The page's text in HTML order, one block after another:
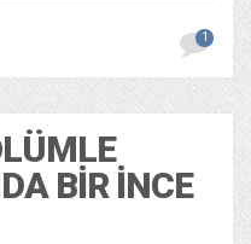
1
BIR İNCE